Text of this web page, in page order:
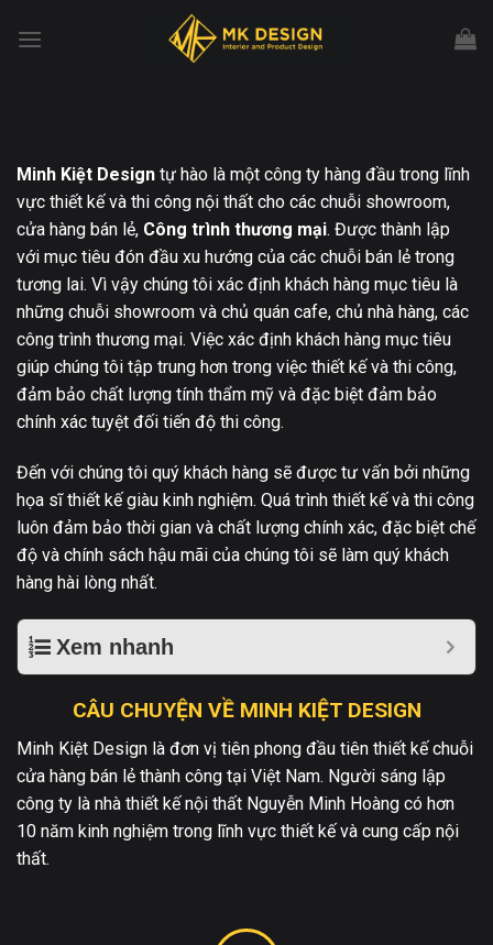
đến
Minh Kiệt Design tự hào là một công ty hàng đầu trong lĩnh
vực thiết kế và thi công nội thất cho các chuỗi showroom,
cửa hàng bán lẻ, Công trình thương mại. Được thành lập
với mục tiêu đón đầu xu hướng của các chuỗi bán lẻ trong
tương lai. Vì vậy chúng tôi xác định khách hàng mục tiêu là
những chuỗi showroom và chủ quán cafe, chủ nhà hàng, các
công trình thương mại. Việc xác định khách hàng mục tiêu
giúp chúng tôi tập trung hơn trong việc thiết kế và thi công,
đảm bảo chất lượng tính thẩm mỹ và đặc biệt đảm bảo
chính xác tuyệt đối tiến độ thi công.
Đến với chúng tôi quý khách hàng sẽ được tư vấn bởi những
họa sĩ thiết kế giàu kinh nghiệm. Quá trình thiết kế và thi công
luôn đảm bảo thời gian và chất lượng chính xác, đặc biệt chế
độ và chính sách hậu mãi của chúng tôi sẽ làm quý khách
hàng hài lòng nhất.
Xem nhanh
CÂU CHUYỆN VỀ MINH KIỆT DESIGN
Minh Kiệt Design là đơn vị tiên phong đầu tiên thiết kế chuỗi
cửa hàng bán lẻ thành công tại Việt Nam. Người sáng lập
công ty là nhà thiết kế nội thất Nguyễn Minh Hoàng có hơn
10 năm kinh nghiệm trong lĩnh vực thiết kế và cung cấp nội
thất.